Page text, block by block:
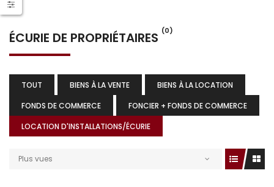
ÉCURIE DE PROPRIÉTAIRES (0)
TOUT BIENS À LA VENTE
BIENS À LA LOCATION
FONDS DE COMMERCE
FONCIER + FONDS DE COMMERCE
LOCATION D'INSTALLATIONS/ÉCURIE
Plus vues